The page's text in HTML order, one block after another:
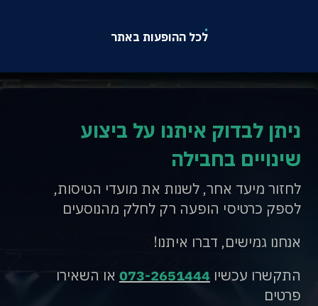
לכל ההופעות באתר
ניתן לבדוק איתנו על ביצוע
שינויים בחבילה
לחזור מיעד אחר, לשנות את מועדי הטיסות,
לספק כרטיסי הופעה רק לחלק מהנוסעים
אנחנו גמישים, דברו איתנו!
התקשרו עכשיו 073-2651444 או השאירו
פרטים